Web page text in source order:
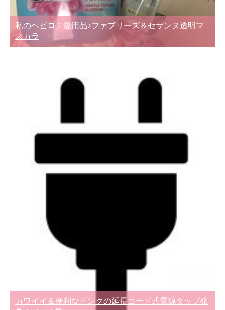
私のヘビロテ愛用品♪ファブリーズ＆セザンヌ透明マ
スカラ
カワイイ＆便利なピンクの延長コード式電源タップ発